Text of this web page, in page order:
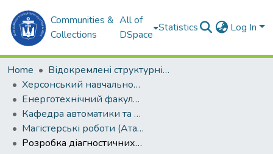
Communities &
Collections
All of
DSpace
Statistics Log In
Home
Відокремлені структурні підрозділи НУК ім. адм. Макарова
Херсонський навчально-науковий інститут НУК ім. адм. Макарова (ХННІ НУК)
Енерготехнічний факультет
Кафедра автоматики та електроустаткування (АтаЕУ)
Магістерські роботи (АтаЕУ)
Розробка діагностичних моделей гребної електричної установки змінного струму